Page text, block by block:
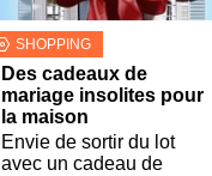
SHOPPING
Des cadeaux de
mariage insolites pour
la maison
Envie de sortir du lot
avec un cadeau de